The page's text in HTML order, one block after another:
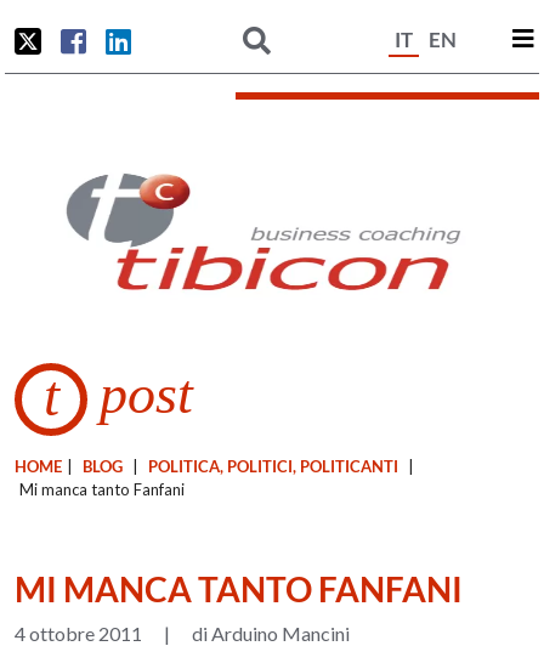
IT EN
t post
HOME BLOG POLITICA, POLITICI, POLITICANTI
Mi manca tanto Fanfani
MI MANCA TANTO FANFANI
4 ottobre 2011 |
di Arduino Mancini